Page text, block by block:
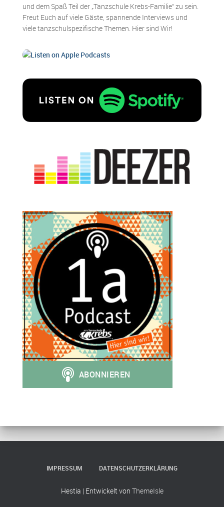
und dem Spaß Teil der „Tanzschule Krebs-Familie“ zu sein.
Freut Euch auf viele Gäste, spannende Interviews und
viele tanzschulspezifische Themen. Hier sind Wir!
IMPRESSUM DATENSCHUTZERKLÄRUNG
Hestia | Entwickelt von ThemeIsle